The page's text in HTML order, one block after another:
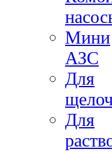
Мини
АЗС
Для
Для